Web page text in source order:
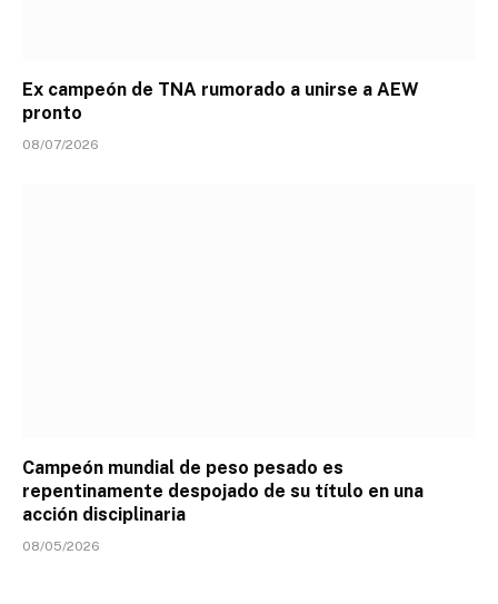
Ex campeón de TNA rumorado a unirse a AEW
pronto
08/07/2026
Campeón mundial de peso pesado es
repentinamente despojado de su título en una
acción disciplinaria
08/05/2026